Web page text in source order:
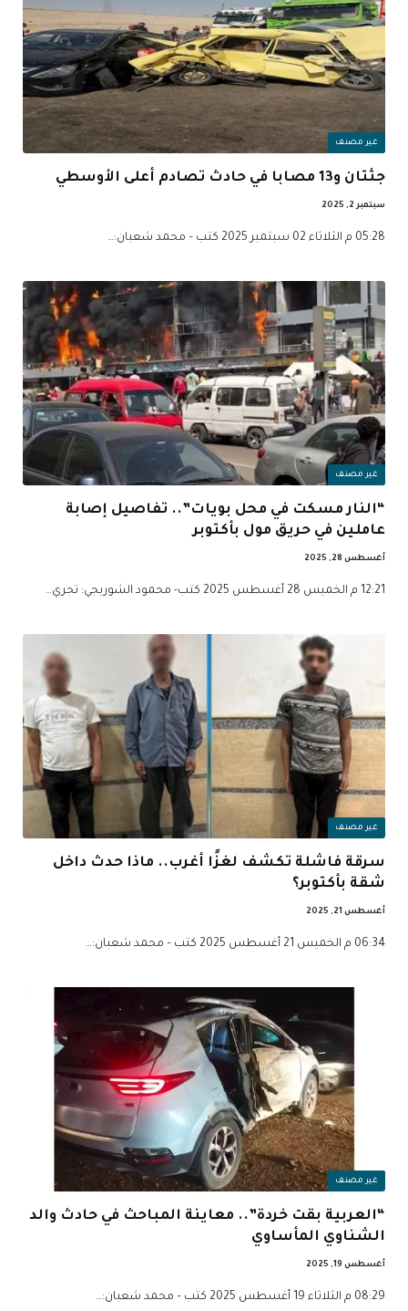
غير مصنف
جثتان و13 مصابا في حادث تصادم أعلى الأوسطي
سبتمبر 2, 2025
05:28 م الثلاثاء 02 سبتمبر 2025 كتب – محمد شعبان:…
غير مصنف
“النار مسكت في محل بويات”.. تفاصيل إصابة
عاملين في حريق مول بأكتوبر
أغسطس 28, 2025
12:21 م الخميس 28 أغسطس 2025 كتب- محمود الشوربجي: تجري…
غير مصنف
سرقة فاشلة تكشف لغزًا أغرب.. ماذا حدث داخل
شقة بأكتوبر؟
أغسطس 21, 2025
06:34 م الخميس 21 أغسطس 2025 كتب – محمد شعبان:…
غير مصنف
“العربية بقت خردة”.. معاينة المباحث في حادث والد
الشناوي المأساوي
أغسطس 19, 2025
08:29 م الثلاثاء 19 أغسطس 2025 كتب – محمد شعبان:…